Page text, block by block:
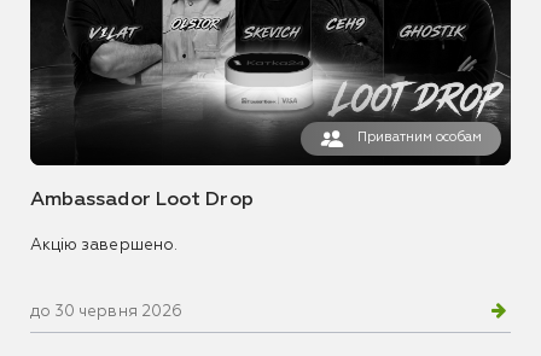
Приватним особам
Ambassador Loot Drop
Акцію завершено.
до 30 червня 2026